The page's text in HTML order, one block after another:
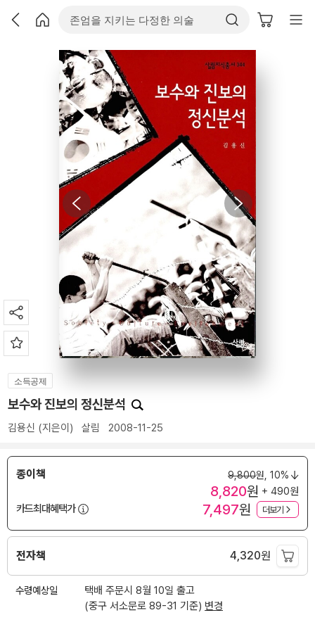
소득공제
보수와 진보의 정신분석
김용신 (지은이) 살림 2008-11-25
종이책 9,800원, 10%
8,820원 + 490원
카드최대혜택가
7,497원 더보기
전자책 4,320원
수령예상일
택배 주문시 8월 10일 출고
(중구 서소문로 89-31 기준) 변경